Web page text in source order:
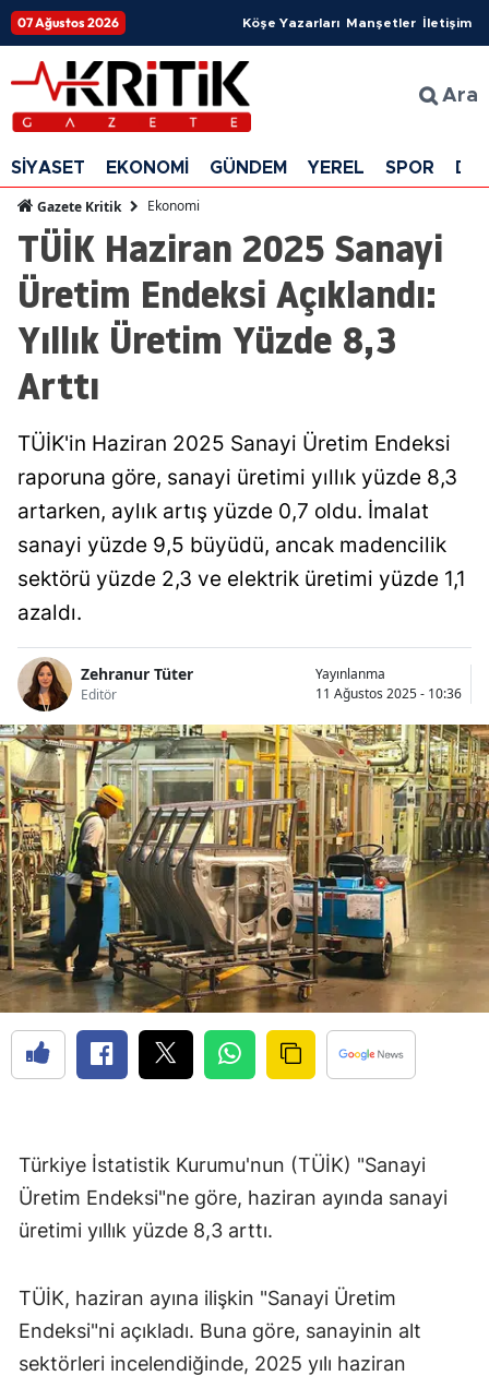
07 Ağustos 2026 Köşe Yazarları Manşetler İletişim
Ara
SİYASET EKONOMİ GÜNDEM YEREL SPOR
Gazete Kritik Ekonomi
TÜİK Haziran 2025 Sanayi
Üretim Endeksi Açıklandı:
Yıllık Üretim Yüzde 8,3
Arttı
TÜİK'in Haziran 2025 Sanayi Üretim Endeksi
raporuna göre, sanayi üretimi yıllık yüzde 8,3
artarken, aylık artış yüzde 0,7 oldu. İmalat
sanayi yüzde 9,5 büyüdü, ancak madencilik
sektörü yüzde 2,3 ve elektrik üretimi yüzde 1,1
azaldı.
Zehranur Tüter
Editör
Yayınlanma
11 Ağustos 2025 - 10:36
Türkiye İstatistik Kurumu'nun (TÜİK) "Sanayi
Üretim Endeksi"ne göre, haziran ayında sanayi
üretimi yıllık yüzde 8,3 arttı.
TÜİK, haziran ayına ilişkin "Sanayi Üretim
Endeksi"ni açıkladı. Buna göre, sanayinin alt
sektörleri incelendiğinde, 2025 yılı haziran